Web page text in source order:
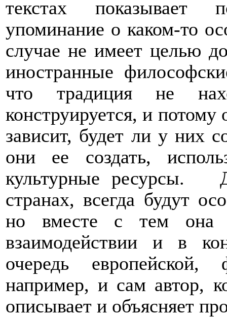
текстах показывает
упоминание о каком-то
случае не имеет целью
иностранные
что традиция не
конструируется, и
зависит, будет ли у них
они ее создать,
культурные ресурсы.
странах, всегда будут
но вместе с тем она
взаимодействии и в
очередь европейской,
например, и сам автор,
описывает и объясняет